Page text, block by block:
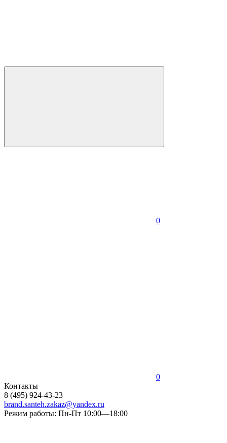
0
0
Контакты
8 (495) 924-43-23
brand.santeh.zakaz@yandex.ru
Режим работы: Пн-Пт 10:00—18:00